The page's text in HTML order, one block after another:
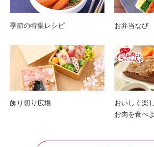
季節の特集レシピ お弁当なび
飾り切り広場
おいしく楽
お肉を食べ